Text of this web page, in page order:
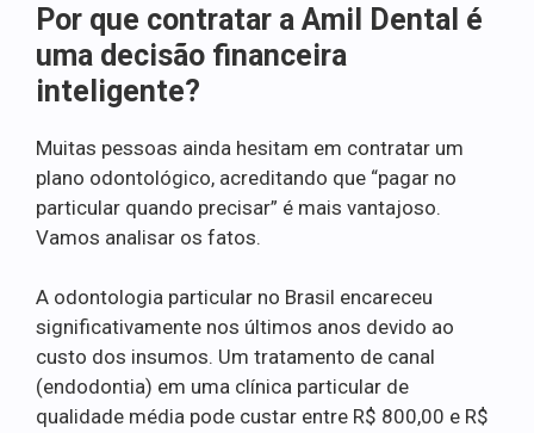
Por que contratar a Amil Dental é
uma decisão financeira
inteligente?
Muitas pessoas ainda hesitam em contratar um
plano odontológico, acreditando que “pagar no
particular quando precisar” é mais vantajoso.
Vamos analisar os fatos.
A odontologia particular no Brasil encareceu
significativamente nos últimos anos devido ao
custo dos insumos. Um tratamento de canal
(endodontia) em uma clínica particular de
qualidade média pode custar entre R$ 800,00 e R$